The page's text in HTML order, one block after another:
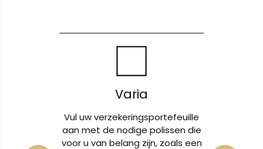
zoals een
Schade
Of het nu gaat om een
lichamelijk letsel, schade aan uw
eigendom of auto, wij zijn er om